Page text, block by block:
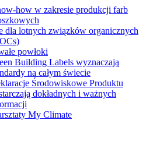
how w zakresie produkcji farb
dla lotnych związków organicznych
powłoki
Building Labels wyznaczają
na całym świecie
Środowiskowe Produktu
dokładnych i ważnych
My Climate